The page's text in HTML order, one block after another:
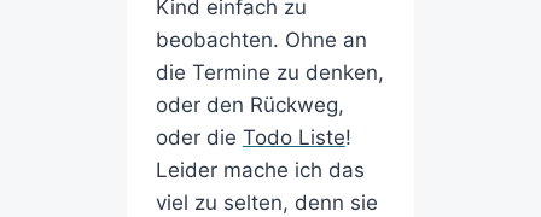
Kind einfach zu
beobachten. Ohne an
die Termine zu denken,
oder den Rückweg,
oder die Todo Liste!
Leider mache ich das
viel zu selten, denn sie